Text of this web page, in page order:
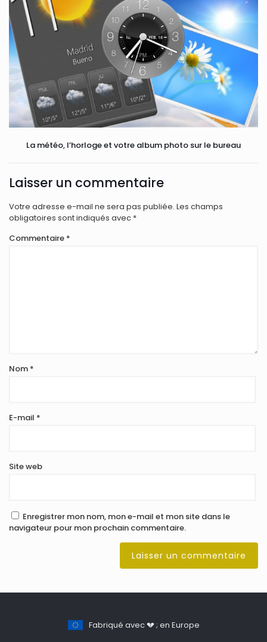
La météo, l’horloge et votre album photo sur le bureau
Laisser un commentaire
Votre adresse e-mail ne sera pas publiée. Les champs
obligatoires sont indiqués avec *
Commentaire *
Nom *
E-mail *
Site web
Enregistrer mon nom, mon e-mail et mon site dans le
navigateur pour mon prochain commentaire.
Fabriqué avec 💔 ; en Europe